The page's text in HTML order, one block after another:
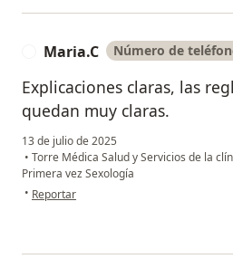
Maria.C Número de
Explicaciones claras, las
quedan muy claras.
13 de julio de 2025
• Torre Médica Salud y Servicios de la
Primera vez Sexología
• en opinión del usuario Maria.C
Reportar